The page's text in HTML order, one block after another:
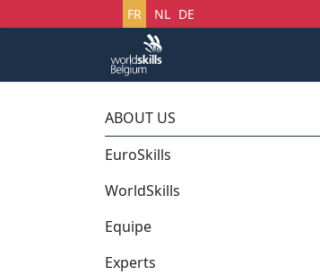
Sélectionnez votre langue
FR NL DE
ABOUT US
EuroSkills
WorldSkills
Equipe
Experts